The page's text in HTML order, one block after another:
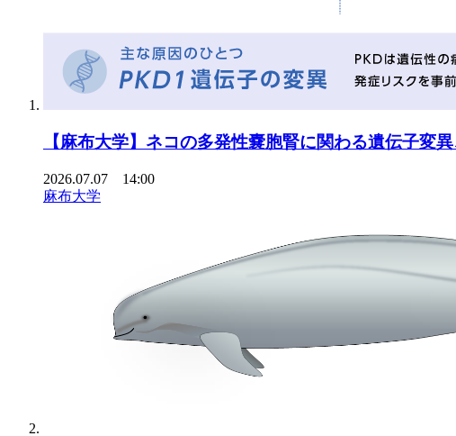
【麻布大学】ネコの多発性嚢胞腎に関わる遺伝子変
2026.07.07 14:00
麻布大学